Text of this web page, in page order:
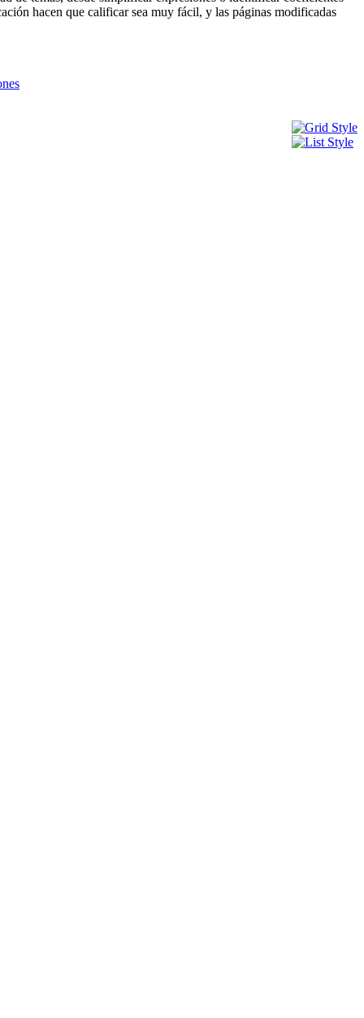
hacen que calificar sea muy fácil, y las páginas modificadas